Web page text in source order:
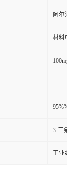
阿尔
材料
3-三
工业